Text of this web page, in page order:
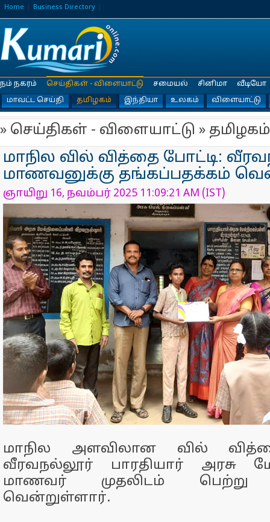
Home Business Directory
நம் நகரம்
செய்திகள் - விளையாட்டு
மாவட்ட செய்தி
தமிழகம் இந்தியா உலகம் விளையாட்டு
சமையல் சினிமா வீடியோ
» செய்திகள் - விளையாட்டு » தமிழகம்
மாநில வில் வித்தை போட்டி:
மாணவனுக்கு தங்கப்பதக்கம்
ஞாயிறு 16, நவம்பர் 2025 11:09:21 AM (IST)
மாநில அளவிலான வில்
வீரவநல்லூர் பாரதியார் அரசு
மாணவர் முதலிடம் பெற்று
வென்றுள்ளார்.